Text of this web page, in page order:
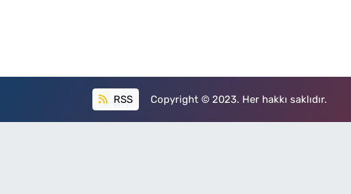
RSS Copyright © 2023. Her hakkı saklıdır.